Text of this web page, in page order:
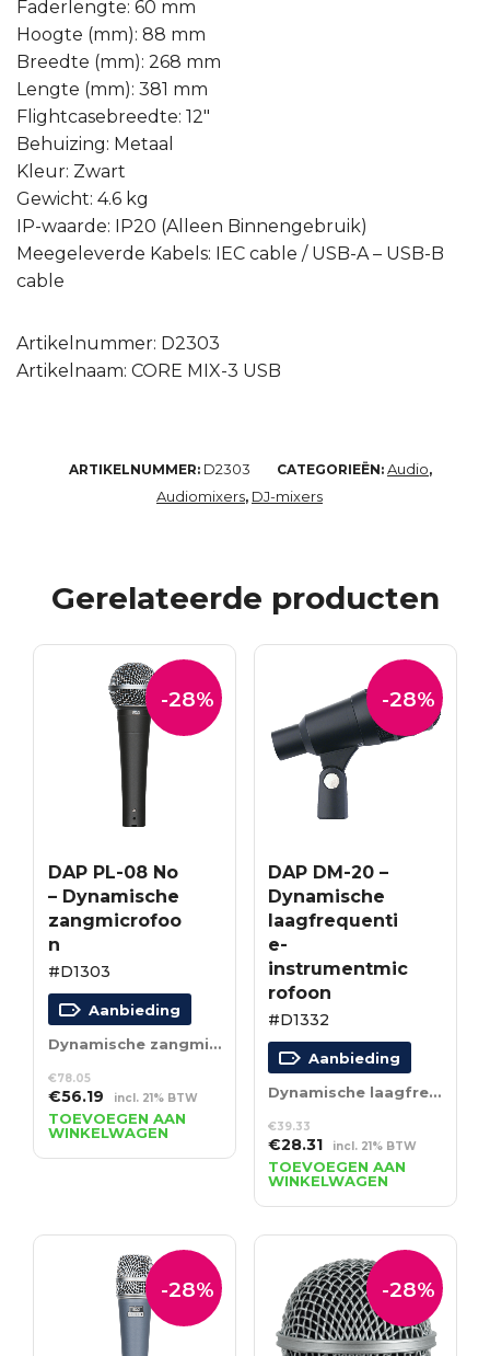
Faderlengte: 60 mm
Hoogte (mm): 88 mm
Breedte (mm): 268 mm
Lengte (mm): 381 mm
Flightcasebreedte: 12″
Behuizing: Metaal
Kleur: Zwart
Gewicht: 4.6 kg
IP-waarde: IP20 (Alleen Binnengebruik)
Meegeleverde Kabels: IEC cable / USB-A – USB-B
cable
Artikelnummer: D2303
Artikelnaam: CORE MIX-3 USB
ARTIKELNUMMER: D2303 CATEGORIEËN: Audio,
Audiomixers, DJ-mixers
Gerelateerde producten
-28%
DAP PL-08 No
– Dynamische
zangmicrofoo
n
#D1303
Aanbieding
Dynamische zangmicrofoon
€78.05
Oorspronkelijke
prijs
was:
€78.05.
€56.19Huidige
prijs
is:
€56.19.
incl. 21% BTW
TOEVOEGEN AAN
WINKELWAGEN
-28%
DAP DM-20 –
Dynamische
laagfrequenti
e-
instrumentmic
rofoon
#D1332
Aanbieding
Dynamische laagfrequentie-instrumentmicrofoon
€39.33
Oorspronkelijke
prijs
was:
€39.33.
€28.31Huidige
prijs
is:
€28.31.
incl. 21% BTW
TOEVOEGEN AAN
WINKELWAGEN
-28% -28%